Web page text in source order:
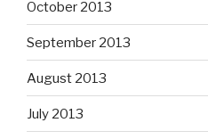
October 2013
September 2013
August 2013
July 2013